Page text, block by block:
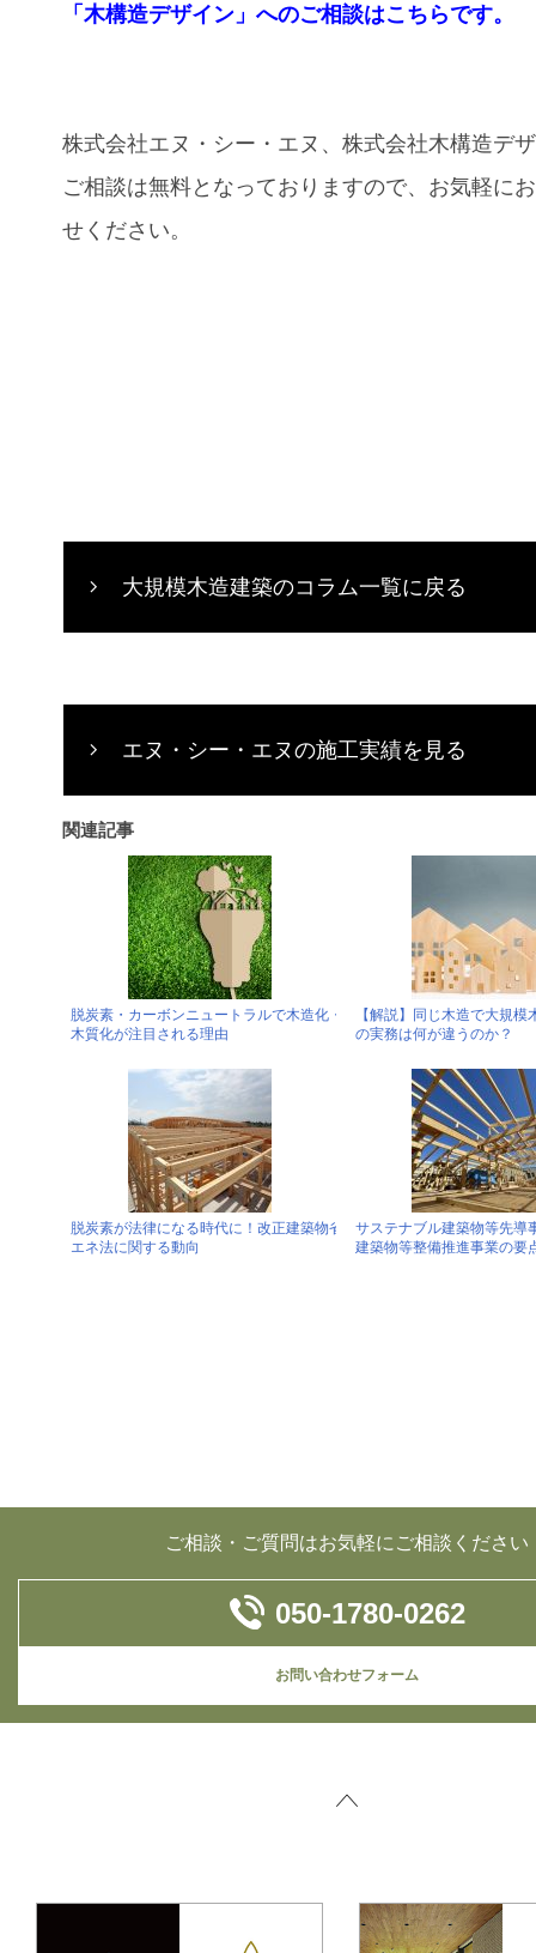
「木構造デザイン」へのご相談はこちらです。
株式会社エヌ・シー・エヌ、株式会社木構造デ
ご相談は無料となっておりますので、お気軽に
せください。
大規模木造建築のコラム一覧に戻る
エヌ・シー・エヌの施工実績を見る
関連記事
脱炭素・カーボンニュートラルで木造化・
木質化が注目される理由
【解説】同じ木造で大規模
の実務は何が違うのか？
脱炭素が法律になる時代に！改正建築物省
エネ法に関する動向
サステナブル建築物等先導
建築物等整備推進事業の要
ご相談・ご質問はお気軽にご相談ください
050-1780-0262
お問い合わせフォーム